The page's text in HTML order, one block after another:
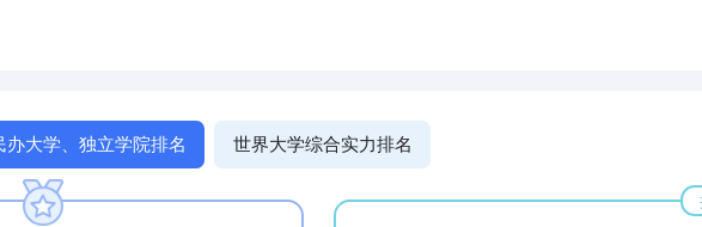
代产业学院13个，主持国家重点研发计划项目、国家科技支
10项，省部级科研课题199项，获省部级以上科技奖励129项
良种，其中申请品种权保护29个，授权12个品种权，“天潍”系
办大学、独立学院排名 世界大学综合实力排名